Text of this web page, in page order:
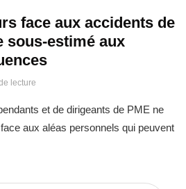
face aux accidents de
sous-estimé aux
lecture
et de dirigeants de PME ne
aux aléas personnels qui peuvent